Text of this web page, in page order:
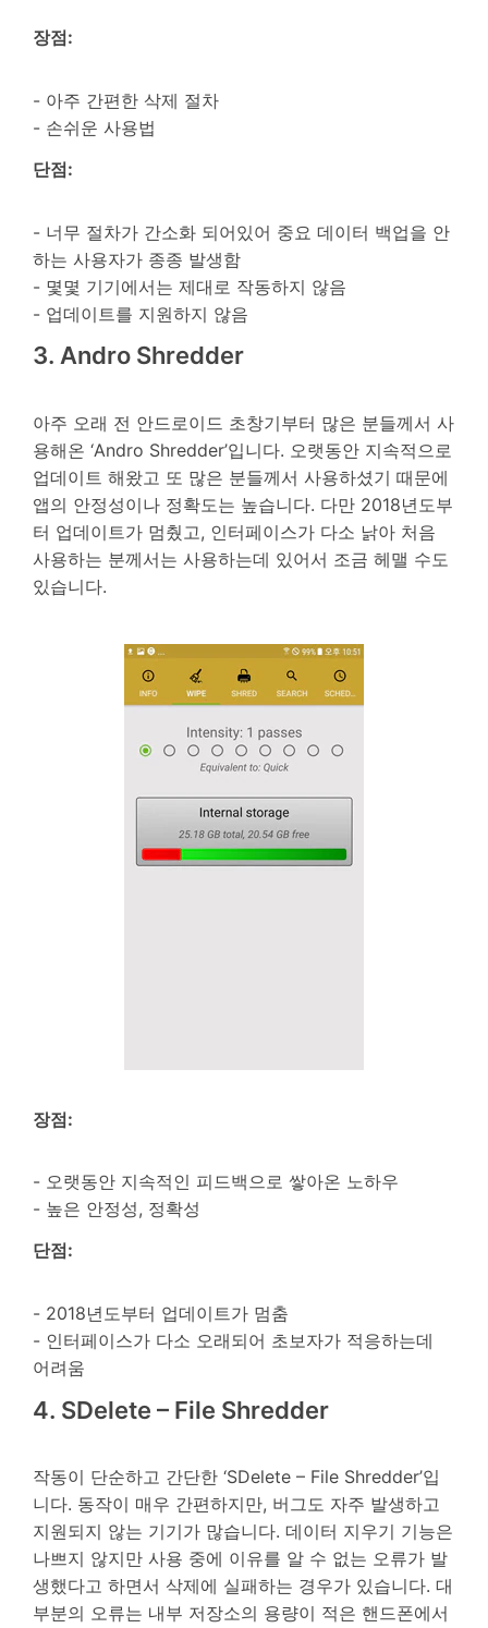
장점:
- 아주 간편한 삭제 절차
- 손쉬운 사용법
단점:
- 너무 절차가 간소화 되어있어 중요 데이터 백업을 안
하는 사용자가 종종 발생함
- 몇몇 기기에서는 제대로 작동하지 않음
- 업데이트를 지원하지 않음
3. Andro Shredder
아주 오래 전 안드로이드 초창기부터 많은 분들께서 사
용해온 ‘Andro Shredder’입니다. 오랫동안 지속적으로
업데이트 해왔고 또 많은 분들께서 사용하셨기 때문에
앱의 안정성이나 정확도는 높습니다. 다만 2018년도부
터 업데이트가 멈췄고, 인터페이스가 다소 낡아 처음
사용하는 분께서는 사용하는데 있어서 조금 헤맬 수도
있습니다.
장점:
- 오랫동안 지속적인 피드백으로 쌓아온 노하우
- 높은 안정성, 정확성
단점:
- 2018년도부터 업데이트가 멈춤
- 인터페이스가 다소 오래되어 초보자가 적응하는데
어려움
4. SDelete – File Shredder
작동이 단순하고 간단한 ‘SDelete – File Shredder’입
니다. 동작이 매우 간편하지만, 버그도 자주 발생하고
지원되지 않는 기기가 많습니다. 데이터 지우기 기능은
나쁘지 않지만 사용 중에 이유를 알 수 없는 오류가 발
생했다고 하면서 삭제에 실패하는 경우가 있습니다. 대
부분의 오류는 내부 저장소의 용량이 적은 핸드폰에서